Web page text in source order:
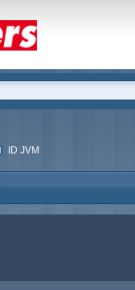
ID JVM